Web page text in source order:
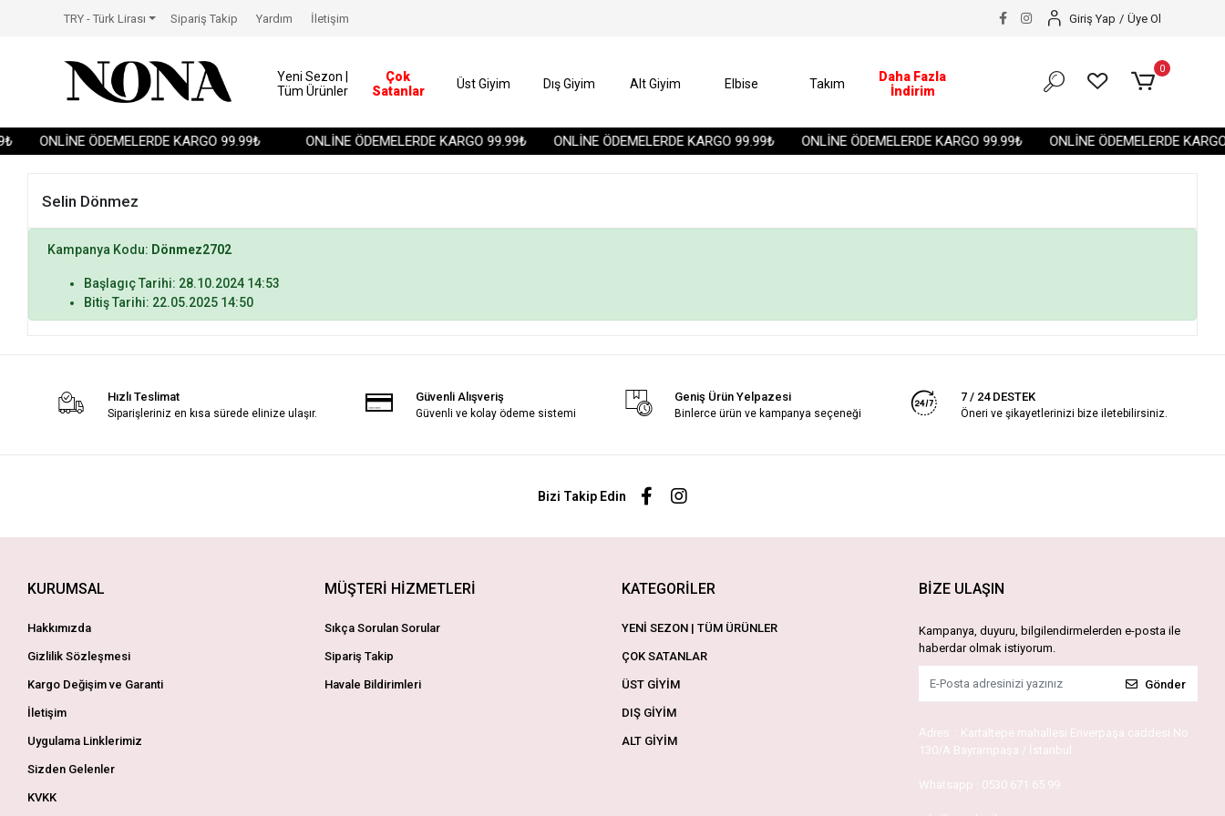
ONLİNE ÖDEMELERDE KARGO 99.99₺ ONLİNE ÖDEMELERDE KARGO 99.99₺ ONLİNE ÖDEMELERDE KARGO 99.99₺ ONLİNE ÖDEMELERDE KARGO 99.99₺ ONLİNE ÖDEMELERDE
TRY - Türk Lirası Sipariş Takip Yardım İletişim Giriş Yap / Üye Ol
Yeni Sezon |
Tüm Ürünler
Çok
Satanlar
Üst Giyim Dış Giyim Alt Giyim Elbise Takım
Daha Fazla
İndirim
0
Selin Dönmez
Kampanya Kodu: Dönmez2702
Başlagıç Tarihi: 28.10.2024 14:53
Bitiş Tarihi: 22.05.2025 14:50
Hızlı Teslimat
Siparişleriniz en kısa sürede elinize ulaşır.
Güvenli Alışveriş
Güvenli ve kolay ödeme sistemi
Geniş Ürün Yelpazesi
Binlerce ürün ve kampanya seçeneği
7 / 24 DESTEK
Öneri ve şikayetlerinizi bize iletebilirsiniz.
Bizi Takip Edin
KURUMSAL
Hakkımızda
Gizlilik Sözleşmesi
Kargo Değişim ve Garanti
İletişim
Uygulama Linklerimiz
Sizden Gelenler
KVKK
MÜŞTERİ HİZMETLERİ
Sıkça Sorulan Sorular
Sipariş Takip
Havale Bildirimleri
KATEGORİLER
YENİ SEZON | TÜM ÜRÜNLER
ÇOK SATANLAR
ÜST GİYİM
DIŞ GİYİM
ALT GİYİM
BİZE ULAŞIN
Kampanya, duyuru, bilgilendirmelerden e-posta ile
haberdar olmak istiyorum.
Gönder
Adres : Kartaltepe mahallesi Enverpaşa caddesi No
130/A Bayrampaşa / İstanbul
Whatsapp : 0530 671 65 99